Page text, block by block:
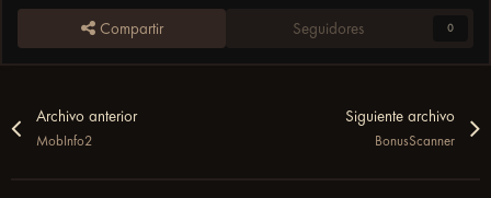
Compartir Seguidores 0
Archivo anterior
MobInfo2
Siguiente archivo
BonusScanner